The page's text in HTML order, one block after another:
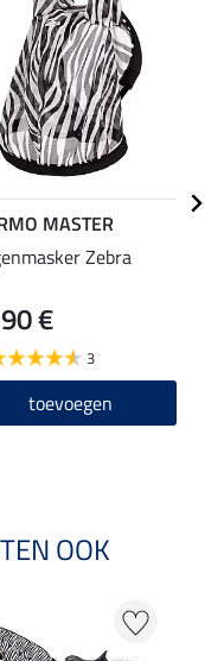
MASTER
Zebra
€
3
toevoegen
OOK